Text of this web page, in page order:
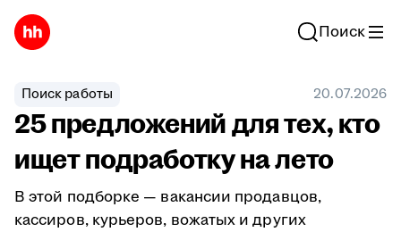
Поиск
Поиск работы 20.07.2026
25 предложений для тех, кто
ищет подработку на лето
В этой подборке — вакансии продавцов,
кассиров, курьеров, вожатых и других